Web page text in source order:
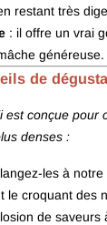
restant très
: il offre un vrai
généreuse.
de
conçue pour
denses :
les à notre
le croquant des
de saveurs